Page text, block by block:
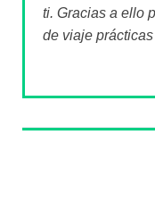
ti. Gracias a ello
de viaje